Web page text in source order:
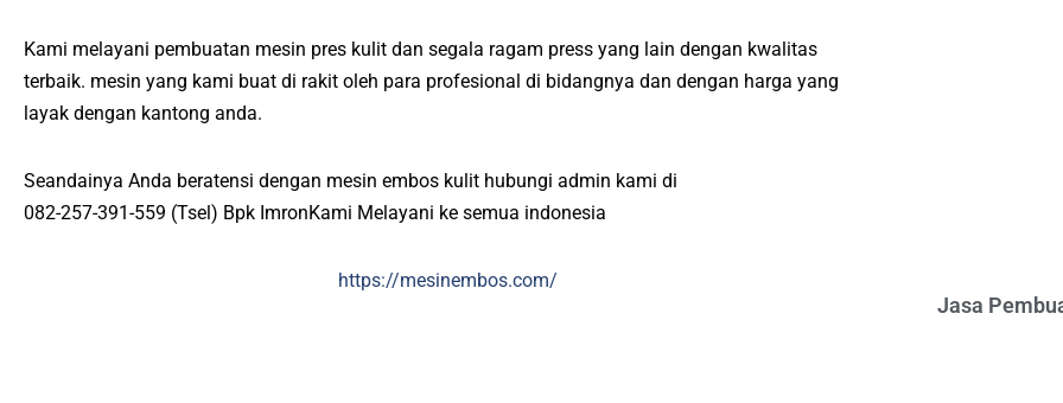
Kami melayani pembuatan mesin pres kulit dan segala ragam press yang lain dengan kwalitas
terbaik. mesin yang kami buat di rakit oleh para profesional di bidangnya dan dengan harga yang
layak dengan kantong anda.
Seandainya Anda beratensi dengan mesin embos kulit hubungi admin kami di
082-257-391-559 (Tsel) Bpk ImronKami Melayani ke semua indonesia
https://mesinembos.com/
Jasa